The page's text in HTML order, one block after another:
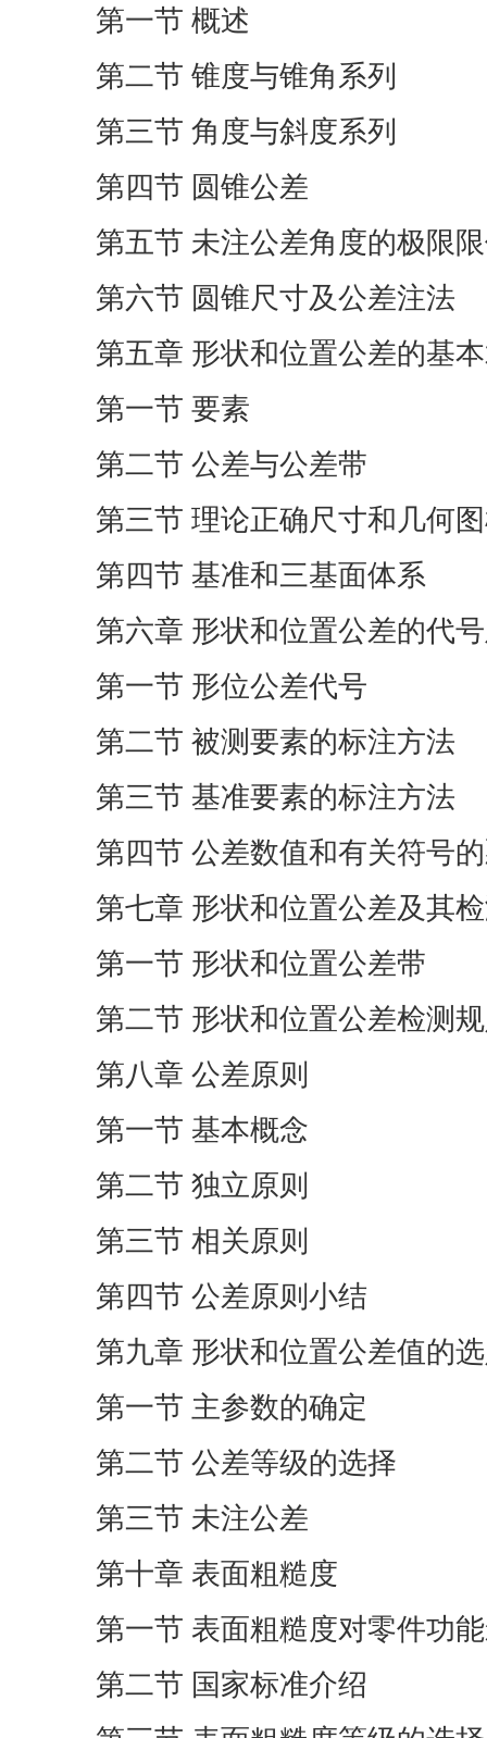
第一节 概述
第二节 锥度与锥角系列
第三节 角度与斜度系列
第四节 圆锥公差
第五节 未注公差角度的极限
第六节 圆锥尺寸及公差注法
第五章 形状和位置公差的基
第一节 要素
第二节 公差与公差带
第三节 理论正确尺寸和几何
第四节 基准和三基面体系
第六章 形状和位置公差的代
第一节 形位公差代号
第二节 被测要素的标注方法
第三节 基准要素的标注方法
第四节 公差数值和有关符号
第七章 形状和位置公差及其
第一节 形状和位置公差带
第二节 形状和位置公差检测
第八章 公差原则
第一节 基本概念
第二节 独立原则
第三节 相关原则
第四节 公差原则小结
第九章 形状和位置公差值的
第一节 主参数的确定
第二节 公差等级的选择
第三节 未注公差
第十章 表面粗糙度
第一节 表面粗糙度对零件功
第二节 国家标准介绍